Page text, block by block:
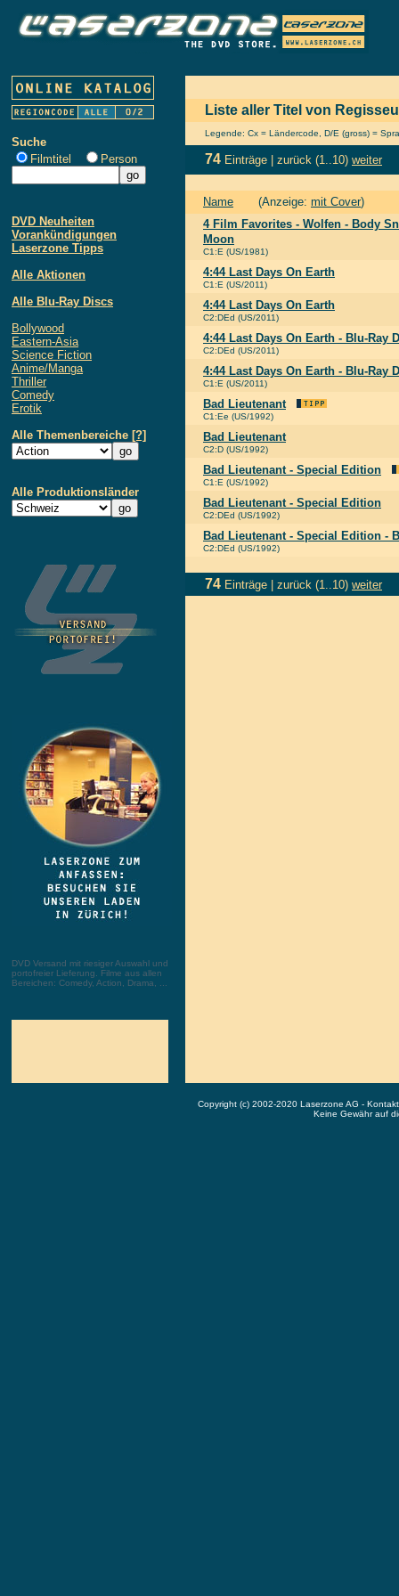
Suche
Filmtitel
Person
DVD Neuheiten
Vorankündigungen
Laserzone Tipps
Alle Aktionen
Alle Blu-Ray Discs
Bollywood
Eastern-Asia
Science Fiction
Anime/Manga
Thriller
Comedy
Erotik
Alle Themenbereiche [?]
Alle Produktionsländer
DVD Versand mit riesiger Auswahl und
portofreier Lieferung. Filme aus allen
Bereichen: Comedy, Action, Drama, ...
Liste aller Titel von
Legende: Cx = Ländercode, D/E (gross) =
74 Einträge | zurück (1..10) weiter
Name (Anzeige: mit Cover)
4 Film Favorites - Wolfen - Body
Moon
C1:E (US/1981)
4:44 Last Days On Earth
C1:E (US/2011)
4:44 Last Days On Earth
C2:DEd (US/2011)
4:44 Last Days On Earth - Blu-Ray
C2:DEd (US/2011)
4:44 Last Days On Earth - Blu-Ray
C1:E (US/2011)
Bad Lieutenant
C1:Ee (US/1992)
Bad Lieutenant
C2:D (US/1992)
Bad Lieutenant - Special Edition
C1:E (US/1992)
Bad Lieutenant - Special Edition
C2:DEd (US/1992)
Bad Lieutenant - Special Edition -
C2:DEd (US/1992)
74 Einträge | zurück (1..10) weiter
Copyright (c) 2002-2020 Laserzone AG -
Keine Gewähr auf